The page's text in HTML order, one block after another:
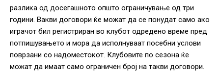
разлика од досегашното општо ограничување од три
години. Вакви договори ќе можат да се понудат само ако
играчот бил регистриран во клубот одредено време пред
потпишувањето и мора да исполнуваат посебни услови
поврзани со надоместокот. Клубовите по сезона ќе
можат да имаат само ограничен број на такви договори.